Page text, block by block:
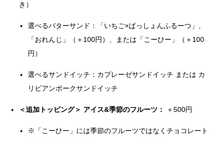
き）
選べるバターサンド：「いちご×ぱっしょんふるーつ」、
「おれんじ」（＋100円）、または「こーひー」（＋100
円）
選べるサンドイッチ：カプレーゼサンドイッチ または カ
リビアンポークサンドイッチ
＜追加トッピング＞ アイス&季節のフルーツ： ＋500円
※「こーひー」には季節のフルーツではなくチョコレート